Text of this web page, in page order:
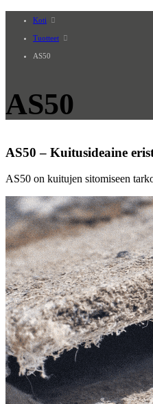
Koti
Tuotteet
AS50
AS50
AS50 – Kuitusideaine
AS50 on kuitujen sitomiseen